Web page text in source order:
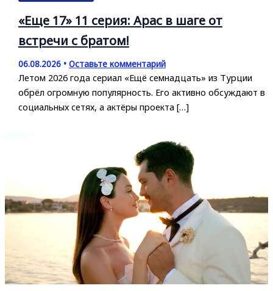
«Еще 17» 11 серия: Арас в шаге от
встречи с братом!
06.08.2026 • Оставьте комментарий
Летом 2026 года сериал «Ещё семнадцать» из Турции
обрёл огромную популярность. Его активно обсуждают в
социальных сетях, а актёры проекта […]